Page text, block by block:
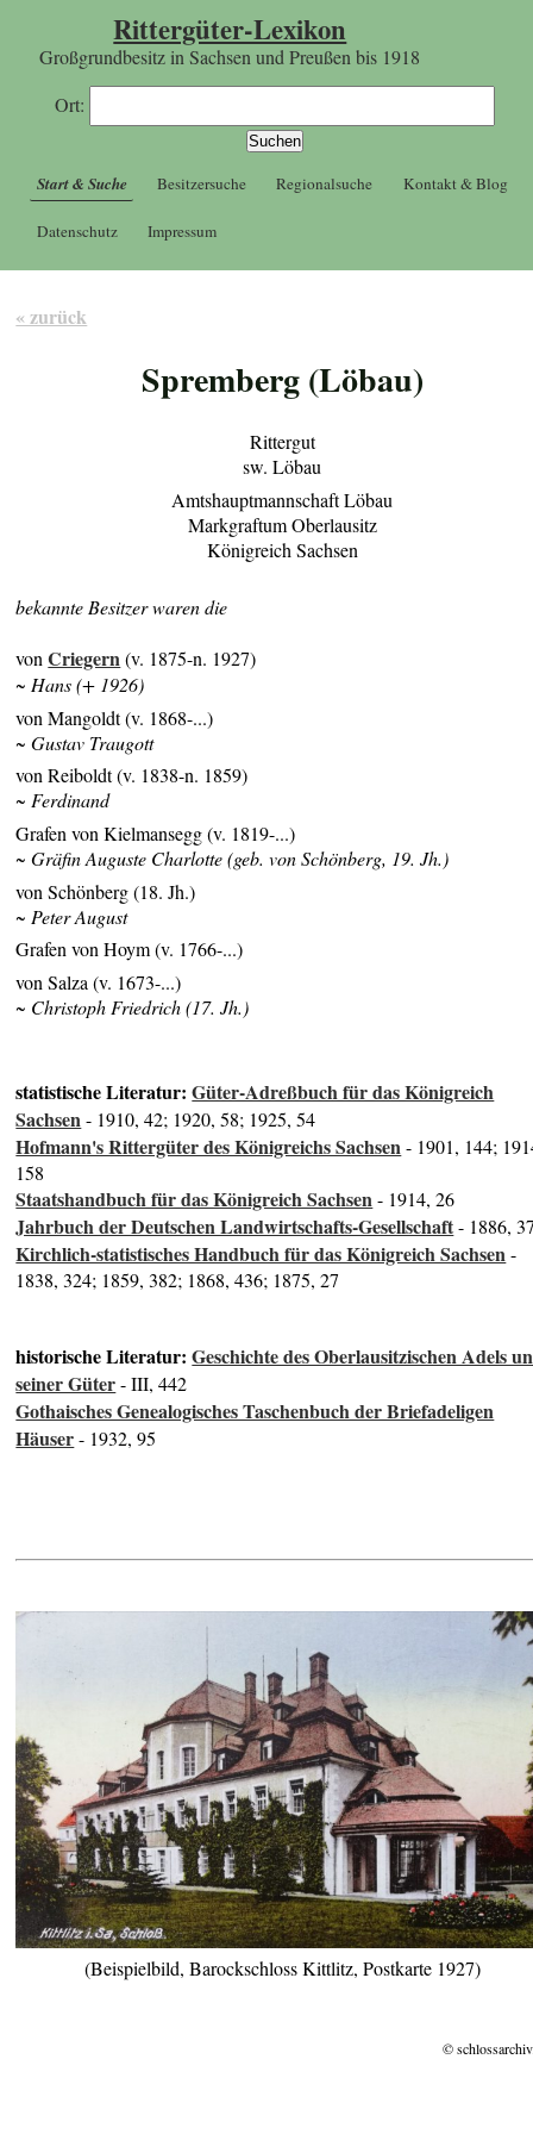
Rittergüter-Lexikon
Großgrundbesitz in Sachsen und Preußen bis 1918
Ort:
Start & Suche Besitzersuche Regionalsuche Kontakt & Blog
Datenschutz Impressum
« zurück
Spremberg (Löbau)
Rittergut
sw. Löbau
Amtshauptmannschaft Löbau
Markgraftum Oberlausitz
Königreich Sachsen
bekannte Besitzer waren die
vonCriegern(v. 1875-n. 1927)
~ Hans (+ 1926)
von Mangoldt (v. 1868-...)
~ Gustav Traugott
von Reiboldt (v. 1838-n. 1859)
~ Ferdinand
Grafen von Kielmansegg (v. 1819-...)
~ Gräfin Auguste Charlotte (geb. von Schönberg, 19. Jh.)
von Schönberg (18. Jh.)
~ Peter August
Grafen von Hoym (v. 1766-...)
von Salza (v. 1673-...)
~ Christoph Friedrich (17. Jh.)
statistische Literatur:Güter-Adreßbuch für das Königreich
Sachsen- 1910, 42; 1920, 58; 1925, 54
Hofmann's Rittergüter des Königreichs Sachsen- 1901, 144;
158
Staatshandbuch für das Königreich Sachsen- 1914, 26
Jahrbuch der Deutschen Landwirtschafts-Gesellschaft- 1886,
Kirchlich-statistisches Handbuch für das Königreich Sachsen-
1838, 324; 1859, 382; 1868, 436; 1875, 27
historische Literatur:Geschichte des Oberlausitzischen Adels
seiner Güter- III, 442
Gothaisches Genealogisches Taschenbuch der Briefadeligen
Häuser- 1932, 95
(Beispielbild, Barockschloss Kittlitz, Postkarte 1927)
©